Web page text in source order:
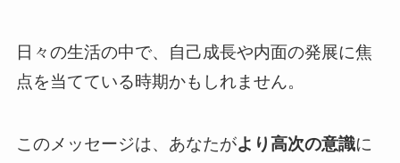
日々の生活の中で、自己成長や内面の発展に焦
点を当てている時期かもしれません。
このメッセージは、あなたがより高次の意識に